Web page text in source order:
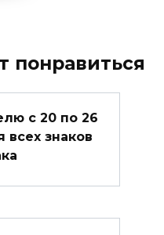
понравиться
с 20 по 26
всех знаков